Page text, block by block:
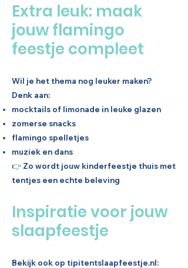
Extra leuk: maak
jouw flamingo
feestje compleet
Wil je het thema nog leuker maken?
Denk aan:
mocktails of limonade in leuke glazen
zomerse snacks
flamingo spelletjes
muziek en dans
👉 Zo wordt jouw kinderfeestje thuis met
tentjes een echte beleving
Inspiratie voor jouw
slaapfeestje
Bekijk ook op tipitentslaapfeestje.nl: